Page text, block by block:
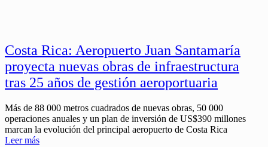
Costa Rica: Aeropuerto Juan Santamaría
proyecta nuevas obras de infraestructura
tras 25 años de gestión aeroportuaria
Más de 88 000 metros cuadrados de nuevas obras, 50 000
operaciones anuales y un plan de inversión de US$390 millones
marcan la evolución del principal aeropuerto de Costa Rica
Leer más